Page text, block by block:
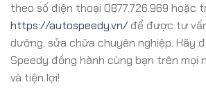
theo số điện thoại 0877.726.969 hoặc
https://autospeedy.vn/để được tư
dưỡng, sửa chữa chuyên nghiệp. Hãy
Speedy đồng hành cùng bạn trên mọi
và tiện lợi!